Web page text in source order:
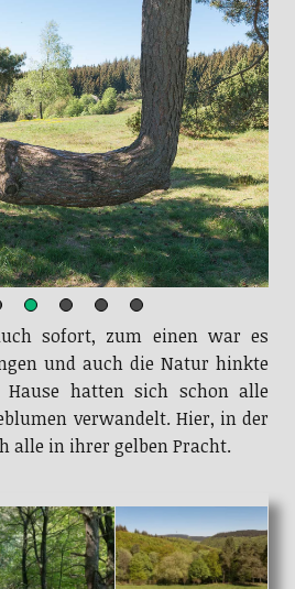
sofort, zum einen war es
und auch die Natur hinkte
hatten sich schon alle
verwandelt. Hier, in der
alle in ihrer gelben Pracht.